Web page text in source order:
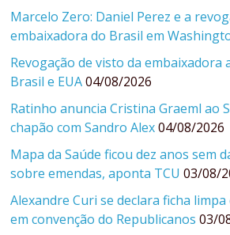
Marcelo Zero: Daniel Perez e a
embaixadora do Brasil em
Revogação de visto da embaixadora
Brasil e EUA 04/08/2026
Ratinho anuncia Cristina Graeml ao
chapão com Sandro Alex 04/08/2026
Mapa da Saúde ficou dez anos sem
sobre emendas, aponta TCU 03/08/
Alexandre Curi se declara ficha
em convenção do Republicanos 03/